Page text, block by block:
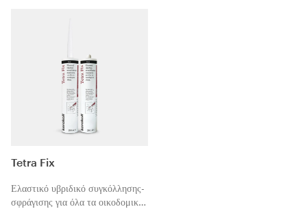
Tetra Fix
Ελαστικό υβριδικό συγκόλλησης-
σφράγισης για όλα τα οικοδομικά